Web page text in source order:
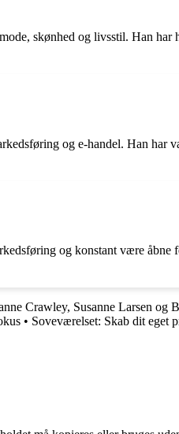
skønhed og livsstil. Han har
og e-handel. Han
og konstant være
Crawley, Susanne Larsen og
• Soveværelset: Skab dit eget